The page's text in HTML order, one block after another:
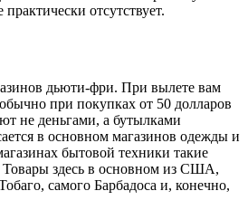
отсутствует.
дьюти-фри. При вылете вам
при покупках от 50 долларов
не деньгами, а бутылками
в основном магазинов одежды и
бытовой техники такие
Товары здесь в основном из США,
самого Барбадоса и, конечно,